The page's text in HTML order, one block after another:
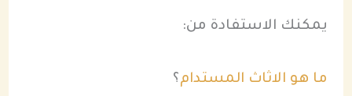
يمكنك الاستفادة من:
ما هو الاثاث المستدام؟